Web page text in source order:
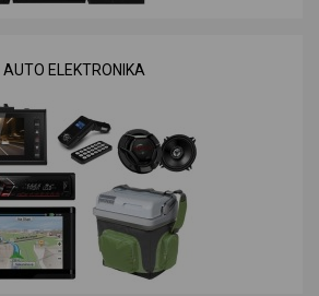
AUTO ELEKTRONIKA